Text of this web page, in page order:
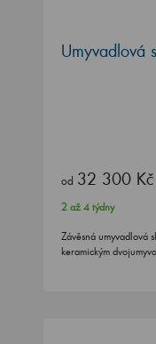
Umyvadlová
od 32 300 Kč
2 až 4 týdny
Závěsná umyvadlová
keramickým